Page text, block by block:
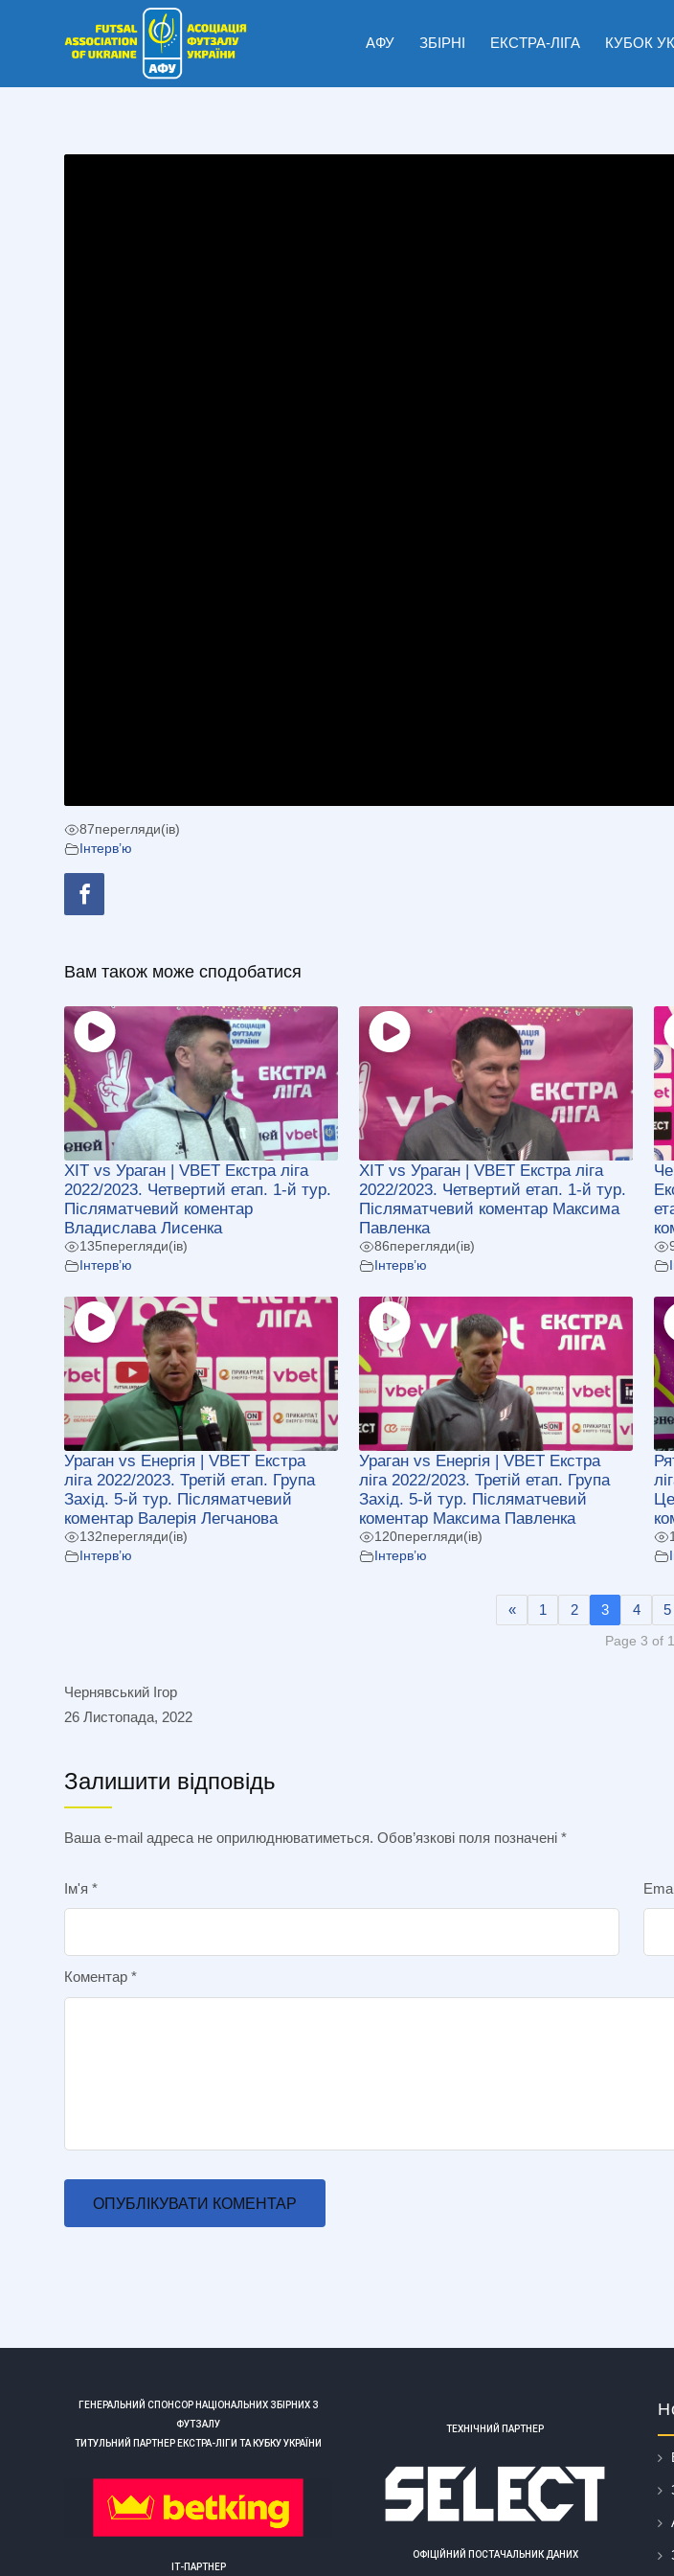
АФУ ЗБІРНІ ЕКСТРА-ЛІГА КУБОК
87перегляди(ів)
Інтерв’ю
Вам також може сподобатися
ХІТ vs Ураган | VBET Екстра ліга
2022/2023. Четвертий етап. 1-й тур.
Післяматчевий коментар
Владислава Лисенка
135перегляди(ів)
Інтерв’ю
ХІТ vs Ураган | VBET Екстра ліга
2022/2023. Четвертий етап. 1-й тур.
Післяматчевий коментар Максима
Павленка
86перегляди(ів)
Інтерв’ю
Ураган vs Енергія | VBET Екстра
ліга 2022/2023. Третій етап. Група
Захід. 5-й тур. Післяматчевий
коментар Валерія Легчанова
132перегляди(ів)
Інтерв’ю
Ураган vs Енергія | VBET Екстра
ліга 2022/2023. Третій етап. Група
Захід. 5-й тур. Післяматчевий
коментар Максима Павленка
120перегляди(ів)
Інтерв’ю
« 1 2 3 4 5
Page 3 of
Чернявський Ігор
26 Листопада, 2022
Залишити відповідь
Ваша e-mail адреса не оприлюднюватиметься. Обов’язкові поля позначені *
Ім'я *
Коментар *
ГЕНЕРАЛЬНИЙ СПОНСОР НАЦІОНАЛЬНИХ ЗБІРНИХ З
ФУТЗАЛУ
ТИТУЛЬНИЙ ПАРТНЕР ЕКСТРА-ЛІГИ ТА КУБКУ УКРАЇНИ
ІТ-ПАРТНЕР
ТЕХНІЧНИЙ ПАРТНЕР
ОФІЦІЙНИЙ ПОСТАЧАЛЬНИК ДАНИХ